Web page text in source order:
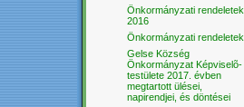
Önkormányzati rendeletek
2016
Önkormányzati rendeletek
Gelse Község
Önkormányzat Képviselõ-
testülete 2017. évben
megtartott ülései,
napirendjei, és döntései